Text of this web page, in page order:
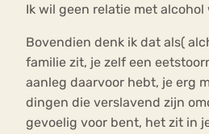
Ik wil geen relatie met alcohol
Bovendien denk ik dat als(
familie zit, je zelf een
aanleg daarvoor hebt, je erg
dingen die verslavend zijn
gevoelig voor bent, het zit in